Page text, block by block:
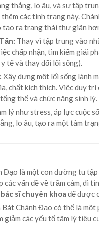
thẳng, lo âu, và sự tập
các tình trạng này.
tạo ra trạng thái thư giãn
Thay vì tập trung vào
chấp nhận, tìm kiếm giải
tế và thay đổi lối sống).
Xây dựng một lối sống lành
chất kích thích. Việc duy
thể và chức năng sinh lý.
lý như stress, áp lực cuộc
lo âu, tạo ra một tâm
Đạo là một con đường tu
vấn đề về trầm cảm, di
sĩ chuyên khoa để được
Bát Chánh Đạo có thể là
giảm các yếu tố tâm lý tiêu